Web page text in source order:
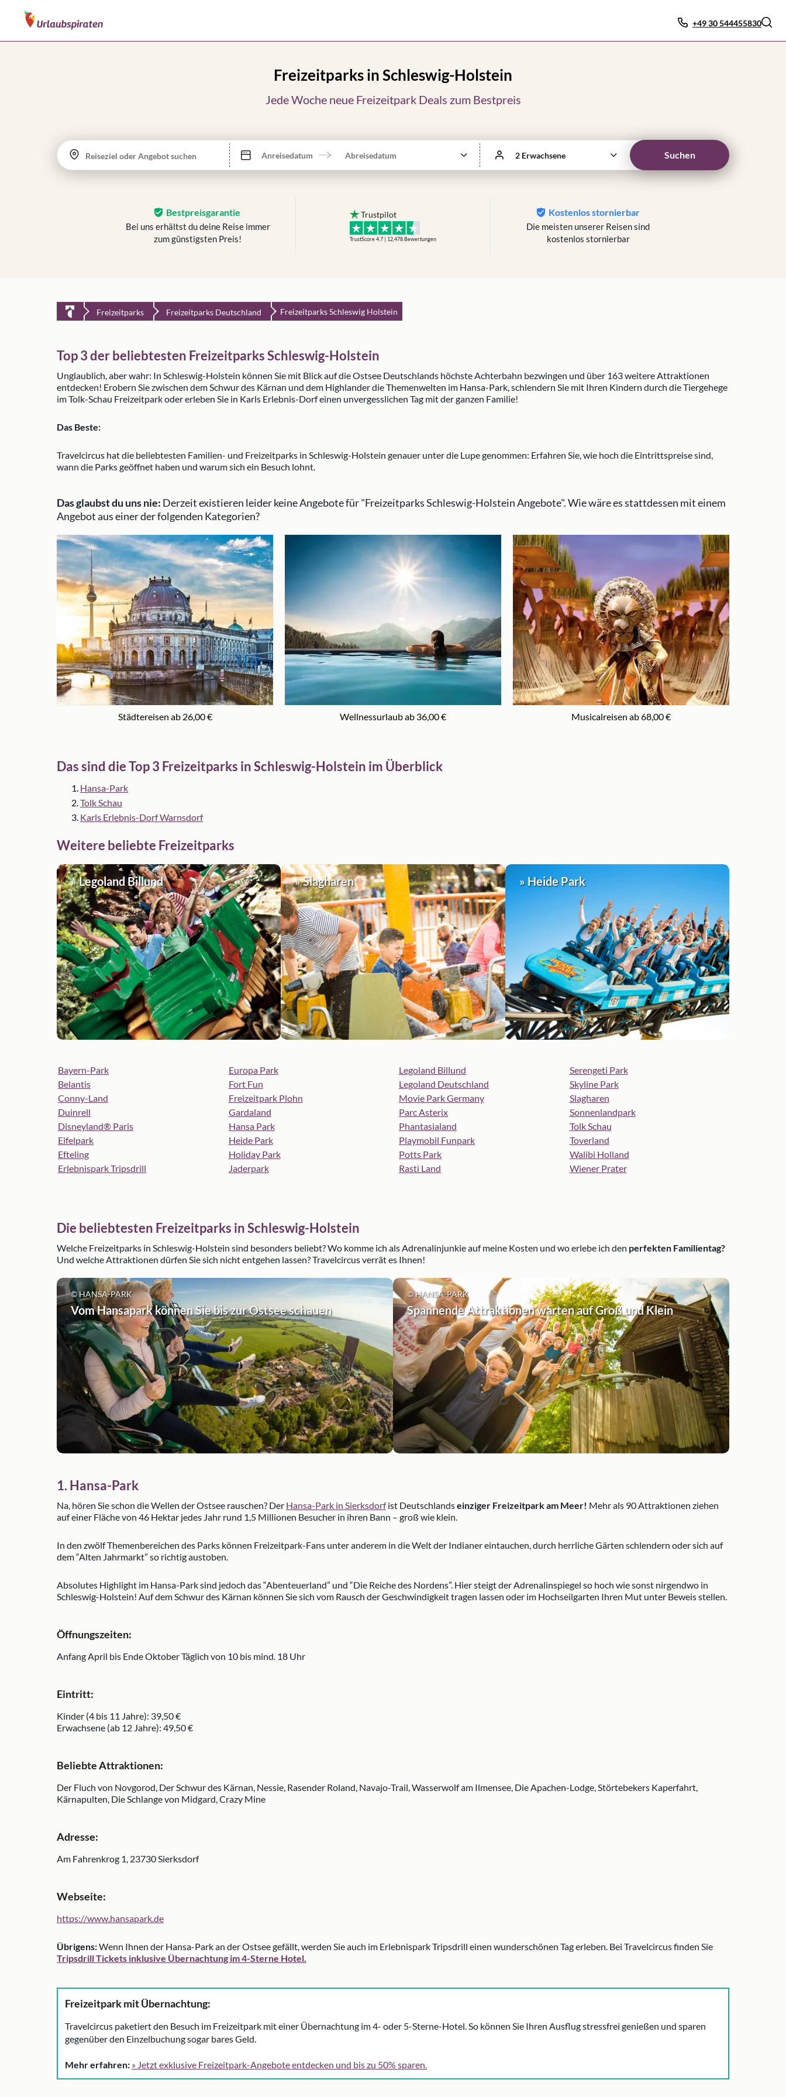
+49 30 544455830
Freizeitparks in Schleswig-Holstein
Jede Woche neue Freizeitpark Deals zum Bestpreis
Reiseziel oder Angebot suchen Anreisedatum Abreisedatum 2 Erwachsene Suchen
Bestpreisgarantie
Bei uns erhältst du deine Reise immer
zum günstigsten Preis!
Trustpilot
TrustScore 4.7 | 12,478Bewertungen
Kostenlos stornierbar
Die meisten unserer Reisen sind
kostenlos stornierbar
Freizeitparks Freizeitparks Deutschland Freizeitparks Schleswig Holstein
Top 3 der beliebtesten Freizeitparks Schleswig-Holstein
Unglaublich, aber wahr: In Schleswig-Holstein können Sie mit Blick auf die Ostsee Deutschlands höchste Achterbahn bezwingen und über 163 weitere Attraktionen
entdecken! Erobern Sie zwischen dem Schwur des Kärnan und dem Highlander die Themenwelten im Hansa-Park, schlendern Sie mit Ihren Kindern durch die Tiergehege
im Tolk-Schau Freizeitpark oder erleben Sie in Karls Erlebnis-Dorf einen unvergesslichen Tag mit der ganzen Familie!
Das Beste:
Travelcircus hat die beliebtesten Familien- und Freizeitparks in Schleswig-Holstein genauer unter die Lupe genommen: Erfahren Sie, wie hoch die Eintrittspreise sind,
wann die Parks geöffnet haben und warum sich ein Besuch lohnt.
Das glaubst du uns nie: Derzeit existieren leider keine Angebote für "Freizeitparks Schleswig-Holstein Angebote".Wie wäre es stattdessen mit einem
Angebot aus einer der folgenden Kategorien?
Städtereisen ab 26,00 € Wellnessurlaub ab 36,00 € Musicalreisen ab 68,00 €
Das sind die Top 3 Freizeitparks in Schleswig-Holstein im Überblick
Hansa-Park
Tolk Schau
Karls Erlebnis-Dorf Warnsdorf
Weitere beliebte Freizeitparks
» Legoland Billund » Slagharen » Heide Park
Bayern-Park
Belantis
Conny-Land
Duinrell
Disneyland® Paris
Eifelpark
Efteling
Erlebnispark Tripsdrill
Europa Park
Fort Fun
Freizeitpark Plohn
Gardaland
Hansa Park
Heide Park
Holiday Park
Jaderpark
Legoland Billund
Legoland Deutschland
Movie Park Germany
Parc Asterix
Phantasialand
Playmobil Funpark
Potts Park
Rasti Land
Serengeti Park
Skyline Park
Slagharen
Sonnenlandpark
Tolk Schau
Toverland
Walibi Holland
Wiener Prater
Die beliebtesten Freizeitparks in Schleswig-Holstein
Welche Freizeitparks in Schleswig-Holstein sind besonders beliebt? Wo komme ich als Adrenalinjunkie auf meine Kosten und wo erlebe ich den perfekten Familientag?
Und welche Attraktionen dürfen Sie sich nicht entgehen lassen? Travelcircus verrät es Ihnen!
© HANSA-PARK
Vom Hansapark können Sie bis zur Ostsee schauen
© HANSA-PARK
Spannende Attraktionen warten auf Groß und Klein
1. Hansa-Park
Na, hören Sie schon die Wellen der Ostsee rauschen? Der Hansa-Park in Sierksdorfist Deutschlandseinziger Freizeitpark am Meer! Mehr als 90 Attraktionen ziehen
auf einer Fläche von 46 Hektar jedes Jahr rund 1,5 Millionen Besucher in ihren Bann – groß wie klein.
In den zwölf Themenbereichen des Parks können Freizeitpark-Fans unter anderem in die Welt der Indianer eintauchen, durch herrliche Gärten schlendern oder sich auf
dem “Alten Jahrmarkt” so richtig austoben.
Absolutes Highlight im Hansa-Park sind jedoch das “Abenteuerland” und “Die Reiche des Nordens”. Hier steigt der Adrenalinspiegel so hoch wie sonst nirgendwo in
Schleswig-Holstein! Auf dem Schwur des Kärnan können Sie sich vom Rausch der Geschwindigkeit tragen lassen oder im Hochseilgarten Ihren Mut unter Beweis stellen.
Öffnungszeiten:
Anfang April bis Ende Oktober Täglich von 10 bis mind. 18 Uhr
Eintritt:
Kinder (4 bis 11 Jahre): 39,50 €
Erwachsene (ab 12 Jahre): 49,50 €
Beliebte Attraktionen:
Der Fluch von Novgorod, Der Schwur des Kärnan, Nessie, Rasender Roland, Navajo-Trail, Wasserwolf am Ilmensee, Die Apachen-Lodge, Störtebekers Kaperfahrt,
Kärnapulten, Die Schlange von Midgard, Crazy Mine
Adresse:
Am Fahrenkrog 1, 23730 Sierksdorf
Webseite:
https://www.hansapark.de
Übrigens:Wenn Ihnen der Hansa-Park an der Ostsee gefällt, werden Sie auch im Erlebnispark Tripsdrill einen wunderschönen Tag erleben. Bei Travelcircus finden Sie
Tripsdrill Tickets inklusive Übernachtung im 4-Sterne Hotel.
Freizeitpark mit Übernachtung:
Travelcircus paketiert den Besuch im Freizeitpark mit einer Übernachtung im 4- oder 5-Sterne-Hotel. So können Sie Ihren Ausflug stressfrei genießen und sparen
gegenüber den Einzelbuchung sogar bares Geld.
Mehr erfahren: » Jetzt exklusive Freizeitpark-Angebote entdecken und bis zu 50% sparen.